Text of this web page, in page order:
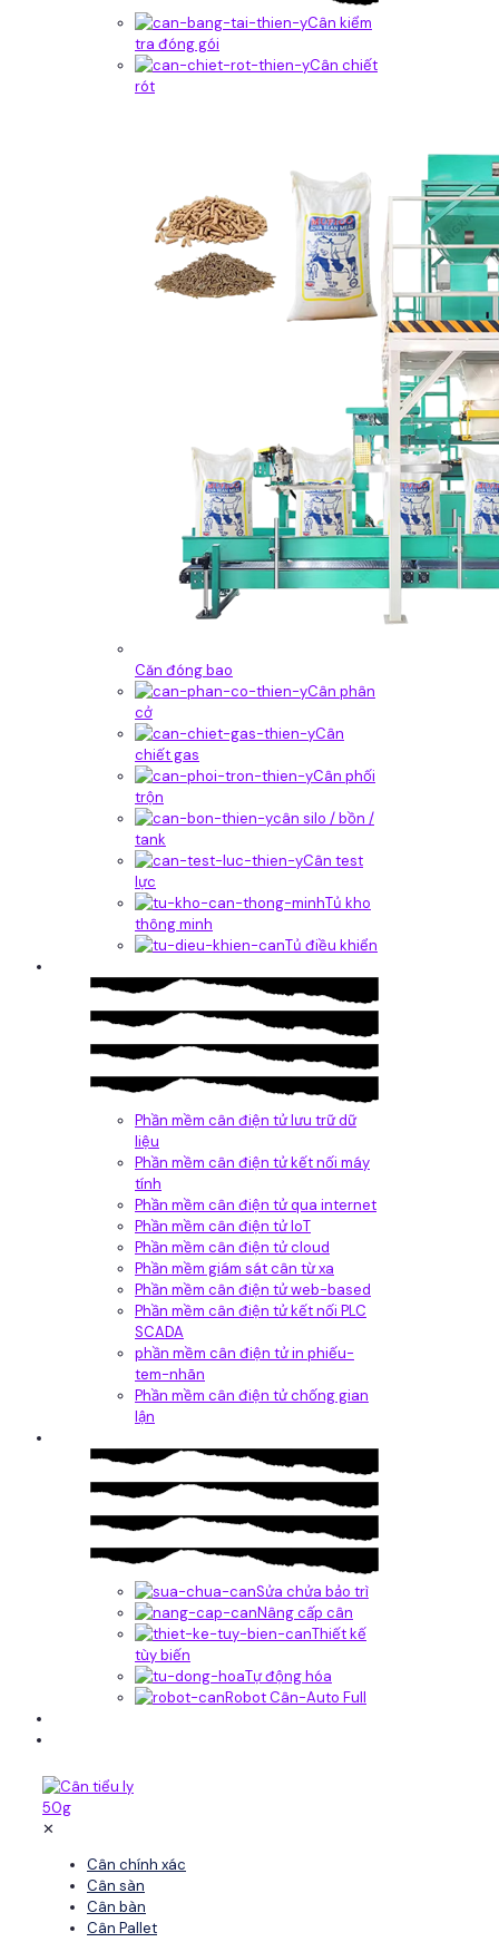
Cân kiểm
tra đóng gói
Cân chiết
rót
Căn đóng bao
Cân phân
cở
Cân
chiết gas
Cân phối
trộn
cân silo / bồn /
tank
Cân test
lực
Tủ kho
thông minh
Tủ điều khiển
Phần mềm cân điện tử lưu trữ dữ
liệu
Phần mềm cân điện tử kết nối máy
tính
Phần mềm cân điện tử qua internet
Phần mềm cân điện tử IoT
Phần mềm cân điện tử cloud
Phần mềm giám sát cân từ xa
Phần mềm cân điện tử web-based
Phần mềm cân điện tử kết nối PLC
SCADA
phần mềm cân điện tử in phiếu-
tem-nhãn
Phần mềm cân điện tử chống gian
lận
Sửa chửa bảo trì
Nâng cấp cân
Thiết kế
tùy biến
Tự động hóa
Robot Cân-Auto Full
✕
Cân chính xác
Cân sàn
Cân bàn
Cân Pallet